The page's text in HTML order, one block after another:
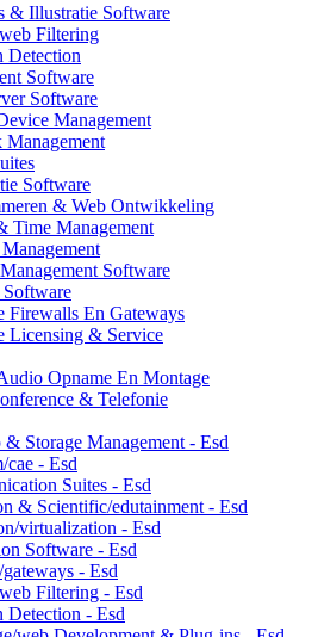
& Illustratie Software
Filtering
Detection
Software
Software
Management
Management
Software
& Web Ontwikkeling
Time Management
Software
Firewalls En Gateways
Licensing & Service
Opname En Montage
& Telefonie
Storage Management - Esd
cae - Esd
Suites - Esd
& Scientific/edutainment - Esd
virtualization - Esd
Software - Esd
- Esd
Filtering - Esd
Detection - Esd